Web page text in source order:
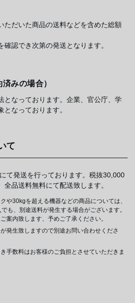
ただいた商品の送料などを含めた総額
認でき次第の発送となります。
みの場合）
となっております。企業、官公庁、学
なっております。
て
て発送を行っております。税抜30,000
品送料無料にて配送致します。
や30kgを超える機器などの商品については、
も、別途送料が発生する場合がございます。
案内致します、予めご了承ください。
発生致しますので別途お問い合わせくださ
手数料はお客様のご負担とさせていただきま